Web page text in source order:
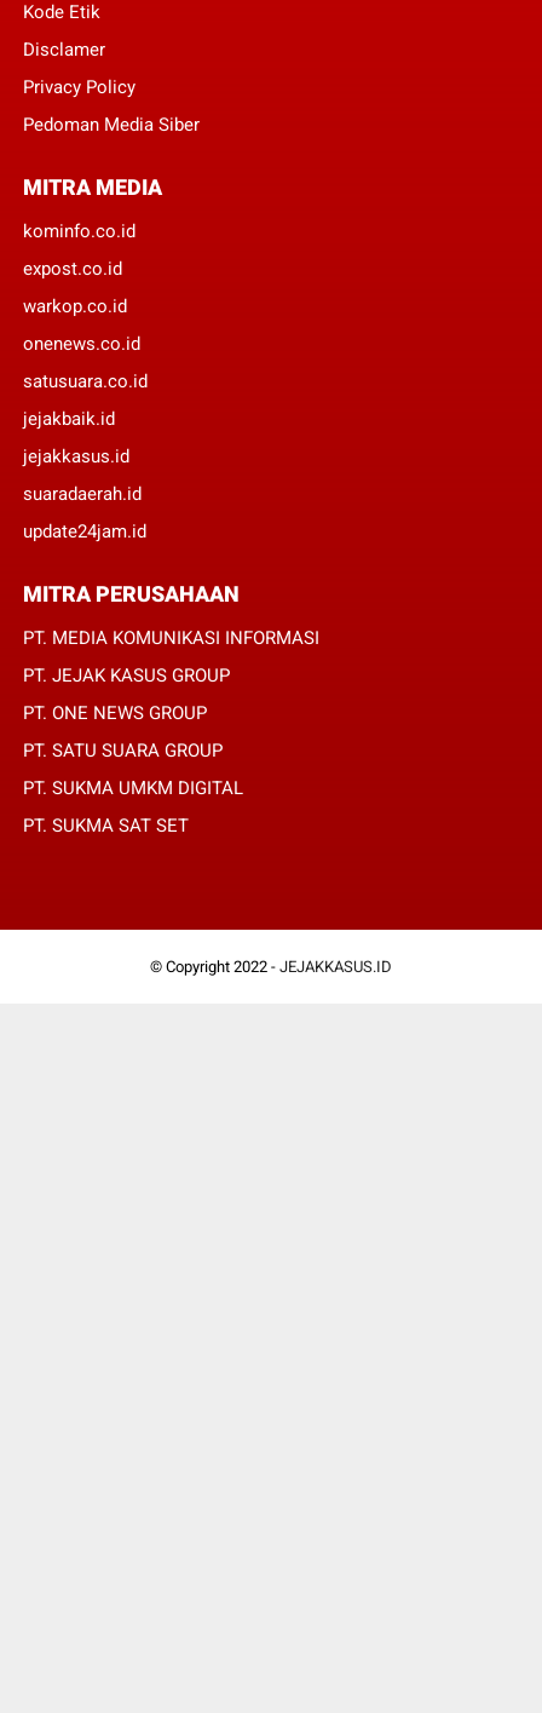
Kode Etik
Disclamer
Privacy Policy
Pedoman Media Siber
MITRA MEDIA
kominfo.co.id
expost.co.id
warkop.co.id
onenews.co.id
satusuara.co.id
jejakbaik.id
jejakkasus.id
suaradaerah.id
update24jam.id
MITRA PERUSAHAAN
PT. MEDIA KOMUNIKASI INFORMASI
PT. JEJAK KASUS GROUP
PT. ONE NEWS GROUP
PT. SATU SUARA GROUP
PT. SUKMA UMKM DIGITAL
PT. SUKMA SAT SET
© Copyright 2022 - JEJAKKASUS.ID